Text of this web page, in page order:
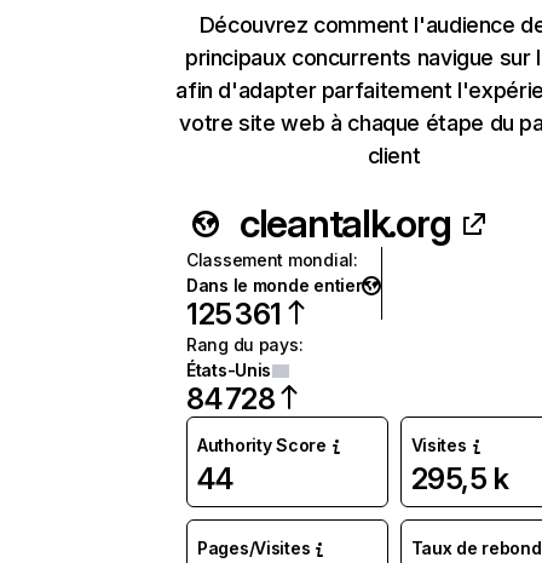
Découvrez comment l'audience
principaux concurrents navigue sur
afin d'adapter parfaitement
votre site web à chaque étape du
client
cleantalk.org
Classement mondial:
Dans le monde entier
125 361
Rang du pays:
États-Unis
84 728
Authority Score
44
Visites
295,5 k
Pages/Visites Taux de rebond